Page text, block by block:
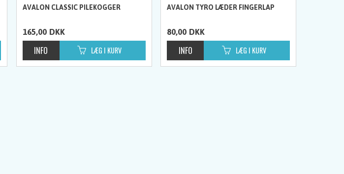
AVALON CLASSIC PILEKOGGER
165,00 DKK
AVALON TYRO LÆDER FINGERLAP
80,00 DKK